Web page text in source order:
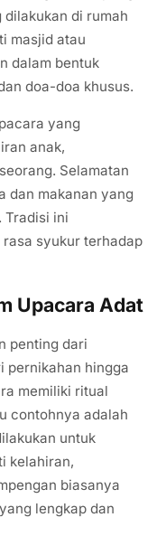
dilakukan di rumah
masjid atau
dalam bentuk
doa-doa khusus.
yang
anak,
Selamatan
dan makanan yang
Tradisi ini
syukur terhadap
Upacara Adat
penting dari
pernikahan hingga
memiliki ritual
contohnya adalah
untuk
kelahiran,
biasanya
lengkap dan